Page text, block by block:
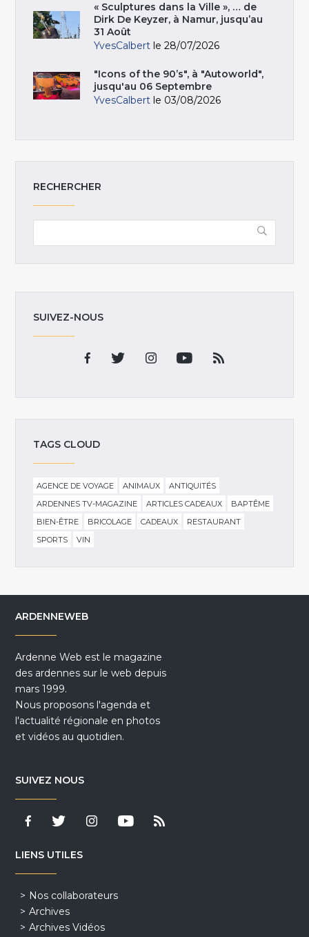
« Sculptures dans la Ville », … de
Dirk De Keyzer, à Namur, jusqu’au
31 Août
YvesCalbert le 28/07/2026
"Icons of the 90’s", à "Autoworld",
jusqu'au 06 Septembre
YvesCalbert le 03/08/2026
RECHERCHER
SUIVEZ-NOUS
TAGS CLOUD
AGENCE DE VOYAGE ANIMAUX
ANTIQUITÉS
ARDENNES TV-MAGAZINE
ARTICLES CADEAUX
BAPTÊME
BIEN-ÊTRE
BRICOLAGE CADEAUX
RESTAURANT
SPORTS
VIN
ARDENNEWEB
Ardenne Web est le magazine
des ardennes sur le web depuis
mars 1999.
Nous proposons l'agenda et
l'actualité régionale en photos
et vidéos au quotidien.
SUIVEZ NOUS
LIENS UTILES
Nos collaborateurs
Archives
Archives Vidéos